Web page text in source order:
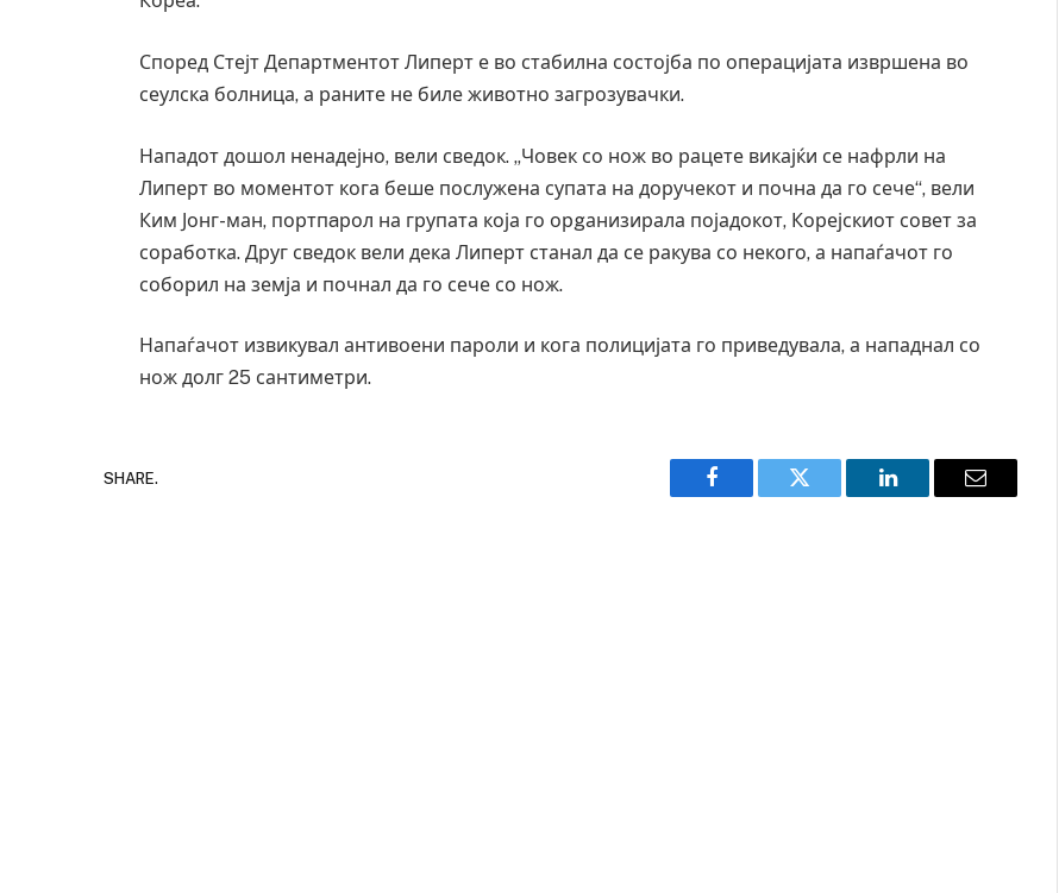
Според Стејт Департментот Липерт е во стабилна состојба по операцијата извршена во
сеулска болница, а раните не биле животно загрозувачки.
Нападот дошол ненадејно, вели сведок. „Човек со нож во рацете викајќи се нафрли на
Липерт во моментот кога беше послужена супата на доручекот и почна да го сече“, вели
Ким Јонг-ман, портпaрол на групата која го орgанизирала појадокот, Корејскиот совет за
соработка. Друг сведок вели дека Липерт станал да се ракува со некого, а напаѓачот го
соборил на земја и почнал да го сече со нож.
Напаѓачот извикувал антивоени пароли и кога полицијата го приведувала, а нападнал со
нож долг 25 сантиметри.
SHARE.
Facebook Twitter LinkedIn Email